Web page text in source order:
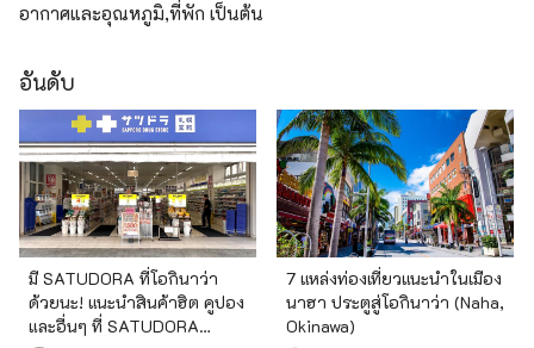
อากาศและอุณหภูมิ,ที่พัก เป็นต้น
อันดับ
มี SATUDORA ที่โอกินาว่า
ด้วยนะ! แนะนำสินค้าฮิต คูปอง
และอื่นๆ ที่ SATUDORA
7 แหล่งท่องเที่ยวแนะนำในเมือง
นาฮา ประตูสู่โอกินาว่า (Naha,
Okinawa)